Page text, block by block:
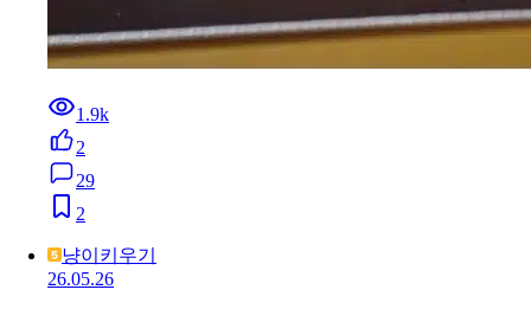
1.9k
2
29
2
냥이키우기
26.05.26